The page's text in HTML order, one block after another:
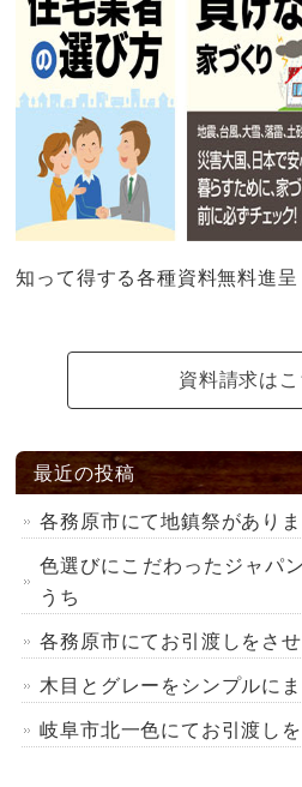
知って得する各種資料無料進呈
資料請求はこ
最近の投稿
各務原市にて地鎮祭がありま
色選びにこだわったジャパ
うち
各務原市にてお引渡しをさ
木目とグレーをシンプルに
岐阜市北一色にてお引渡し